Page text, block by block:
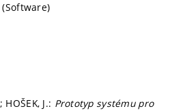
HOŠEK, J.: Prototyp systému pro